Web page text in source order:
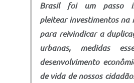
Brasil foi um passo
pleitear investimentos na
para reivindicar a
urbanas, medidas
desenvolvimento
de vida de nossos